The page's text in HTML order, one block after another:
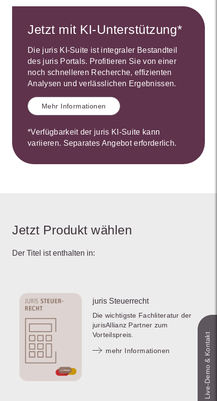
Jetzt mit KI-Unterstützung*
Die juris KI-Suite ist integraler Bestandteil
des juris Portals. Profitieren Sie von einer
noch schnelleren Recherche, effizienten
Analysen und verlässlichen Ergebnissen.
Mehr Informationen
*Verfügbarkeit der juris KI-Suite kann
variieren. Separates Angebot erforderlich.
Jetzt Produkt wählen
Der Titel ist enthalten in:
juris Steuerrecht
Die wichtigste Fachliteratur der
jurisAllianz Partner zum
Vorteilspreis.
mehr Informationen Live‑Demo & Kontakt